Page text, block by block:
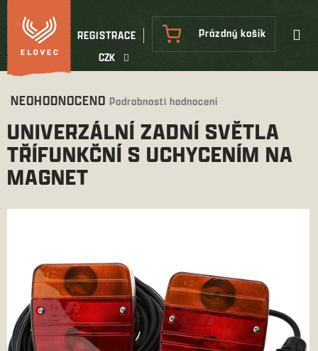
Přejít
na
obsah
CZK
REGISTRACE
NÁKUPNÍ
KOŠÍK
Prázdný košík
Průměrné
produktu
je
0,0
z
hvězdiček.
NEOHODNOCENO Podrobnosti hodnocení
UNIVERZÁLNÍ ZADNÍ SVĚTLA
TŘÍFUNKČNÍ S UCHYCENÍM NA
MAGNET